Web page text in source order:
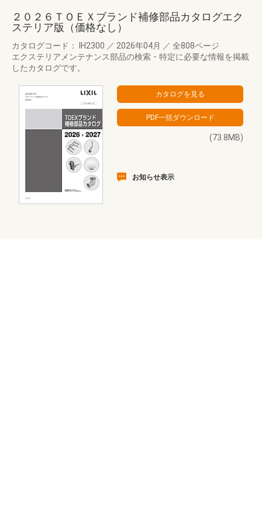
２０２６ＴＯＥＸブランド補修部品カタログエク
ステリア版（価格なし）
カタログコード： IH2300 ／ 2026年04月 ／ 全808ページ
エクステリアメンテナンス部品の検索・特定に必要な情報を掲載
したカタログです。
(73.8MB)
お知らせ表示